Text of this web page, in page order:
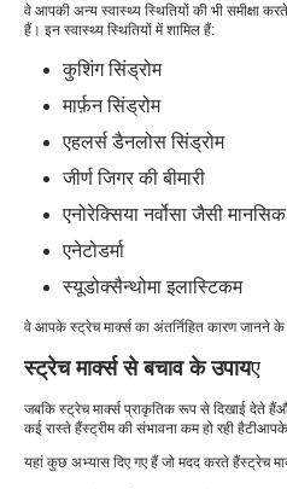
वे आपकी अन्य स्वास्थ्य स्थितियों की भी समीक्षा
हैं। इन स्वास्थ्य स्थितियों में शामिल हैं:
कुशिंग सिंड्रोम
मार्फ़न सिंड्रोम
एहलर्स डैनलोस सिंड्रोम
जीर्ण जिगर की बीमारी
एनोरेक्सिया नर्वोसा जैसी मानसिक
एनेटोडर्मा
स्यूडोक्सैन्थोमा इलास्टिकम
वे आपके स्ट्रेच मार्क्स का अंतर्निहित कारण जानने
स्ट्रेच मार्क्स से बचाव के उपायए
जबकि स्ट्रेच मार्क्स प्राकृतिक रूप से दिखाई देते हैं
कई रास्ते हैंस्ट्रीम की संभावना कम हो रही हैटीआपके
यहां कुछ अभ्यास दिए गए हैं जो मदद करते हैंस्ट्रेच